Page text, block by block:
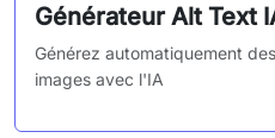
Générateur Alt Text
Générez automatiquement
images avec l'IA